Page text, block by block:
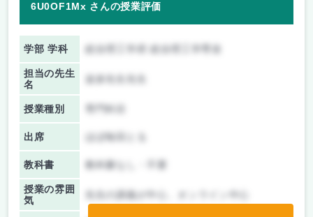
6U0OF1Mx さんの授業評価
学部 学科
担当の先生
名
授業種別
出席 ほぼ毎回とる
教科書 教科書なし・不要
授業の雰囲
気
先生の講義が中心、オンライン中心